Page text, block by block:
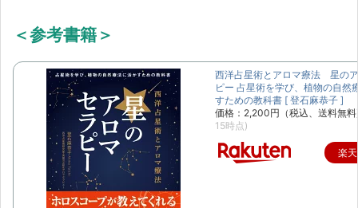
＜参考書籍＞
西洋占星術とアロマ療法 星の
ピー 占星術を学び、植物の自然
すための教科書 [ 登石麻恭子 ]
価格：2,200円（税込、送料無
15時点)
楽